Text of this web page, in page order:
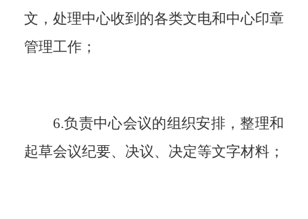
文，处理中心收到的各类文电和中心印章
管理工作；
6.负责中心会议的组织安排，整理和
起草会议纪要、决议、决定等文字材料；